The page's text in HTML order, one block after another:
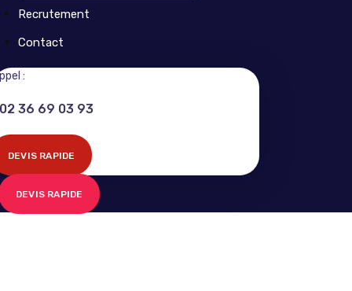
Recrutement
Contact
:
02 36 69 03 93
DEVIS RAPIDE
DEVIS RAPIDE